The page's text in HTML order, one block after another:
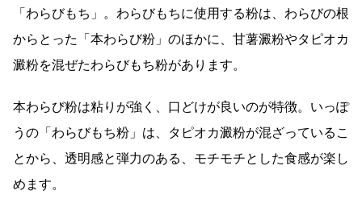
「わらびもち」。わらびもちに使用する粉は、わらびの根
からとった「本わらび粉」のほかに、甘薯澱粉やタピオカ
澱粉を混ぜたわらびもち粉があります。
本わらび粉は粘りが強く、口どけが良いのが特徴。いっぽ
うの「わらびもち粉」は、タピオカ澱粉が混ざっているこ
とから、透明感と弾力のある、モチモチとした食感が楽し
めます。